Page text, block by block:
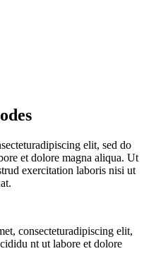
elit, sed do
et dolore magna aliqua. Ut
exercitation laboris nisi ut
consecteturadipiscing elit,
nt ut labore et dolore